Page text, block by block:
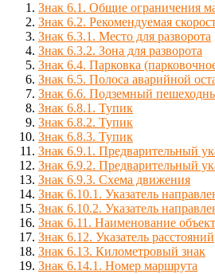
Знак 6.1. Общие ограничения
Знак 6.2. Рекомендуемая
Знак 6.3.1. Место для разворота
Знак 6.3.2. Зона для разворота
Знак 6.4. Парковка
Знак 6.5. Полоса аварийной
Знак 6.6. Подземный
Знак 6.8.1. Тупик
Знак 6.8.2. Тупик
Знак 6.8.3. Тупик
Знак 6.9.1. Предварительный
Знак 6.9.2. Предварительный
Знак 6.9.3. Схема движения
Знак 6.10.1. Указатель
Знак 6.10.2. Указатель
Знак 6.11. Наименование
Знак 6.12. Указатель расстояний
Знак 6.13. Километровый знак
Знак 6.14.1. Номер маршрута